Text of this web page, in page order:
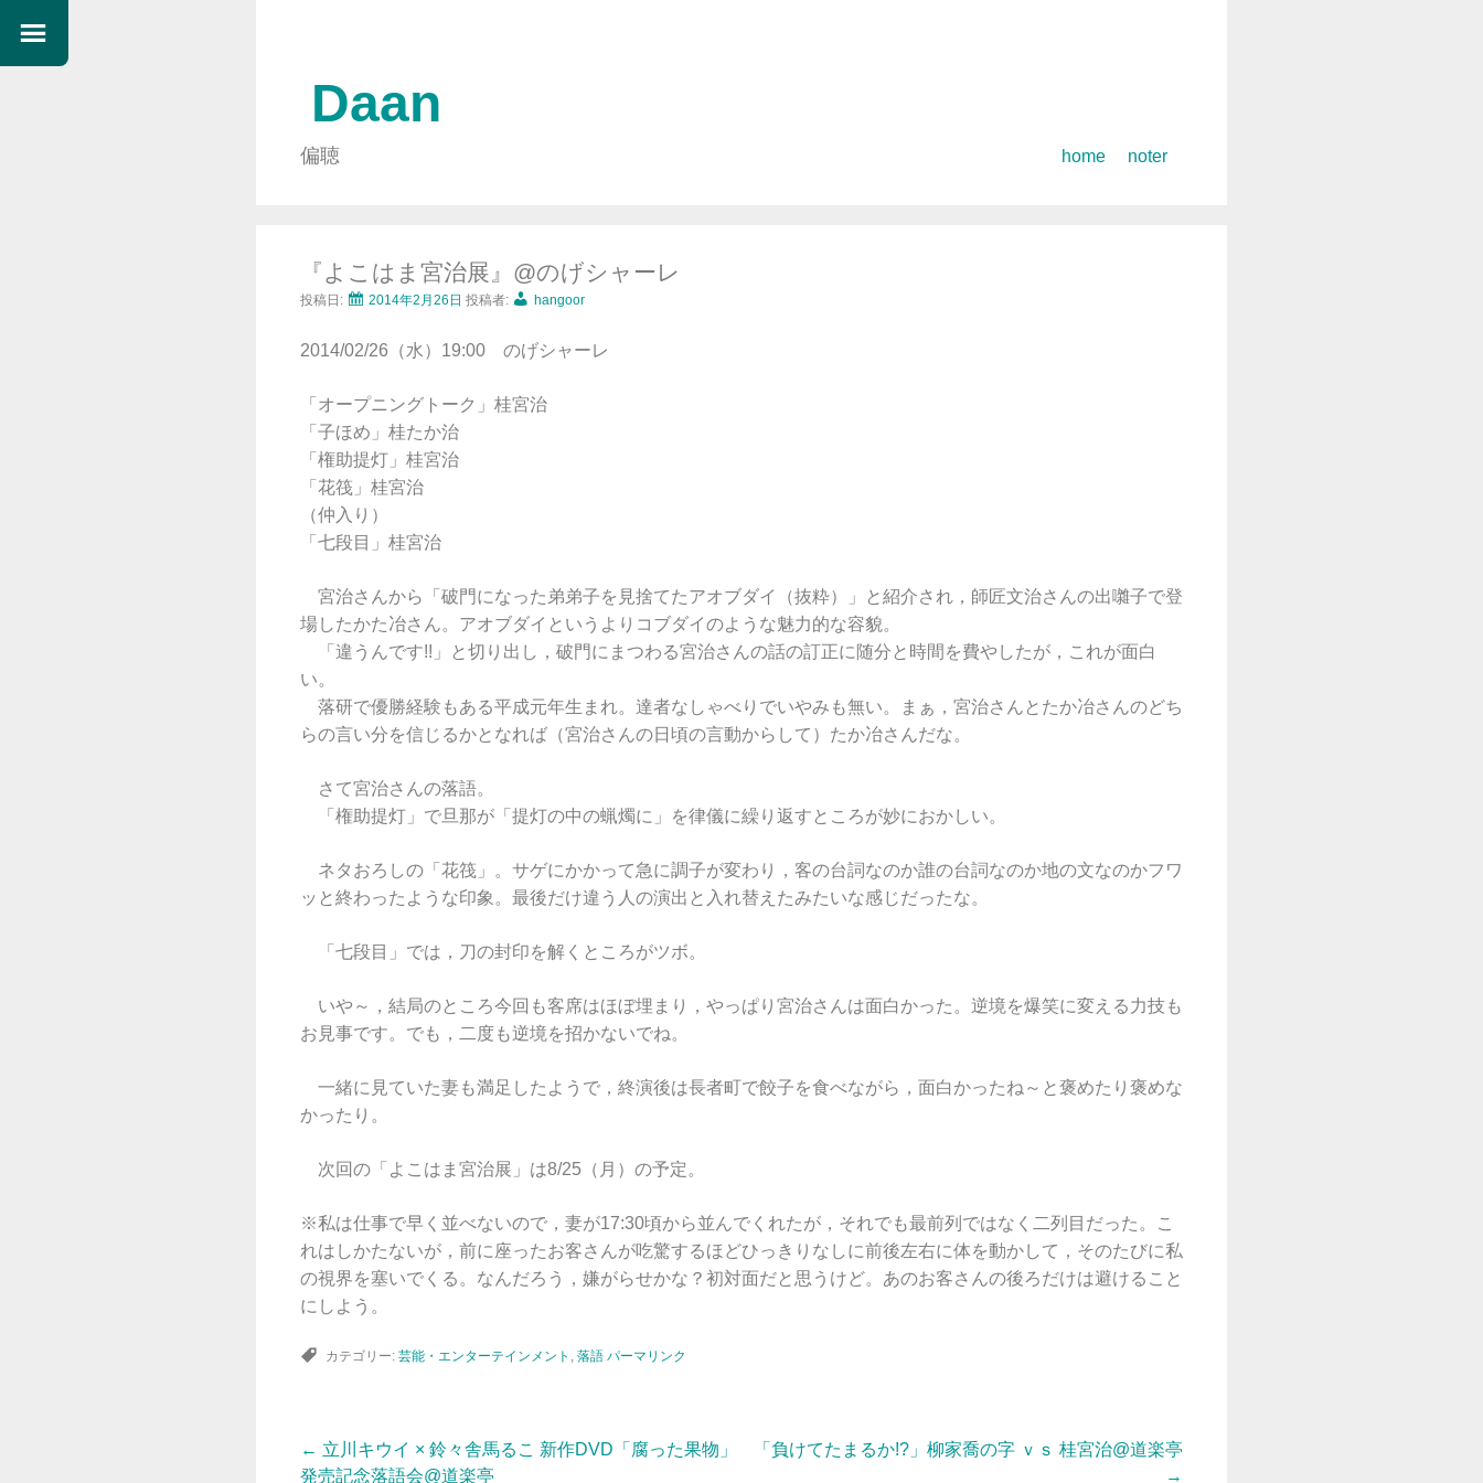
Daan
偏聴
コ
home noter
『よこはま宮治展』@のげシャーレ
投稿日: 2014年2月26日 投稿者: hangoor
2014/02/26（水）19:00 のげシャーレ
「オープニングトーク」桂宮治
「子ほめ」桂たか治
「権助提灯」桂宮治
「花筏」桂宮治
（仲入り）
「七段目」桂宮治
宮治さんから「破門になった弟弟子を見捨てたアオブダイ（抜粋）」と紹介され，師匠文治さんの出囃子で登
場したかた冶さん。アオブダイというよりコブダイのような魅力的な容貌。
「違うんです!!」と切り出し，破門にまつわる宮治さんの話の訂正に随分と時間を費やしたが，これが面白
い。
落研で優勝経験もある平成元年生まれ。達者なしゃべりでいやみも無い。まぁ，宮治さんとたか冶さんのどち
らの言い分を信じるかとなれば（宮治さんの日頃の言動からして）たか冶さんだな。
さて宮治さんの落語。
「権助提灯」で旦那が「提灯の中の蝋燭に」を律儀に繰り返すところが妙におかしい。
ネタおろしの「花筏」。サゲにかかって急に調子が変わり，客の台詞なのか誰の台詞なのか地の文なのかフワ
ッと終わったような印象。最後だけ違う人の演出と入れ替えたみたいな感じだったな。
「七段目」では，刀の封印を解くところがツボ。
いや～，結局のところ今回も客席はほぼ埋まり，やっぱり宮治さんは面白かった。逆境を爆笑に変える力技も
お見事です。でも，二度も逆境を招かないでね。
一緒に見ていた妻も満足したようで，終演後は長者町で餃子を食べながら，面白かったね～と褒めたり褒めな
かったり。
次回の「よこはま宮治展」は8/25（月）の予定。
※私は仕事で早く並べないので，妻が17:30頃から並んでくれたが，それでも最前列ではなく二列目だった。こ
れはしかたないが，前に座ったお客さんが吃驚するほどひっきりなしに前後左右に体を動かして，そのたびに私
の視界を塞いでくる。なんだろう，嫌がらせかな？初対面だと思うけど。あのお客さんの後ろだけは避けること
にしよう。
カテゴリー: 芸能・エンターテインメント , 落語 パーマリンク
← 立川キウイ × 鈴々舎馬るこ 新作DVD「腐った果物」
発売記念落語会@道楽亭
「負けてたまるか!?」柳家喬の字 ｖｓ 桂宮治@道楽亭
→